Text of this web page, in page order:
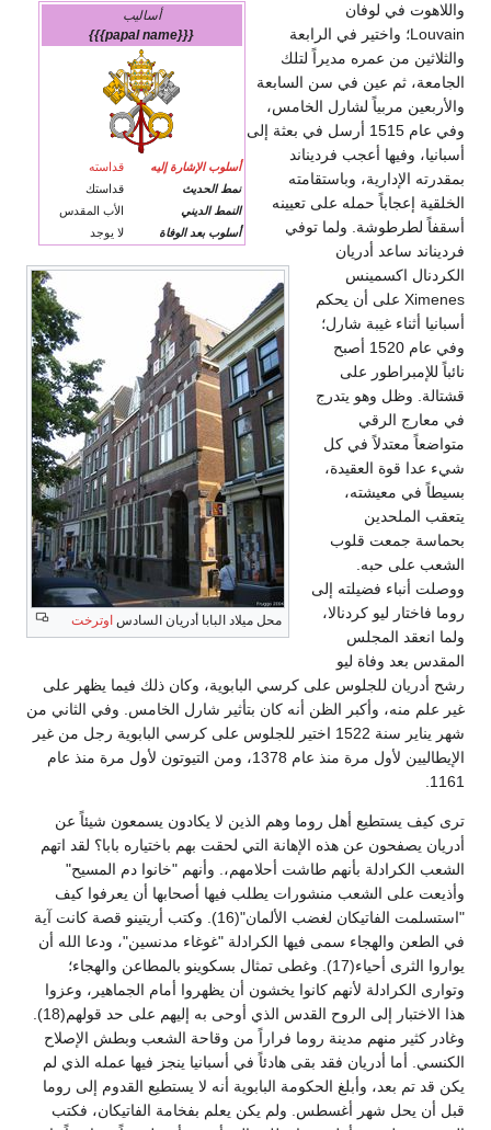
أساليب
{{{papal name}}}
أسلوب الإشارة إليه
قداسته
نمط الحديث
قداستك
النمط الديني
الأب المقدس
أسلوب بعد الوفاة
لا يوجد
محل ميلاد البابا أدريان السادس اوترخت
واللاهوت في لوفان
Louvain؛ واختير في الرابعة
والثلاثين من عمره مديراً لتلك
الجامعة، ثم عين في سن السابعة
والأربعين مربياً لشارل الخامس،
وفي عام 1515 أرسل في بعثة إلى
أسبانيا، وفيها أعجب فرديناند
بمقدرته الإدارية، وباستقامته
الخلقية إعجاباً حمله على تعيينه
أسقفاً لطرطوشة. ولما توفي
فرديناند ساعد أدريان
الكردنال اكسمينس
Ximenes على أن يحكم
أسبانيا أثناء غيبة شارل؛
وفي عام 1520 أصبح
نائباً للإمبراطور على
قشتالة. وظل وهو يتدرج
في معارج الرقي
متواضعاً معتدلاً في كل
شيء عدا قوة العقيدة،
بسيطاً في معيشته،
يتعقب الملحدين
بحماسة جمعت قلوب
الشعب على حبه.
ووصلت أنباء فضيلته إلى
روما فاختار ليو كردنالا،
ولما انعقد المجلس
المقدس بعد وفاة ليو
رشح أدريان للجلوس على كرسي البابوية، وكان ذلك فيما يظهر على
غير علم منه، وأكبر الظن أنه كان بتأثير شارل الخامس. وفي الثاني من
شهر يناير سنة 1522 اختير للجلوس على كرسي البابوية رجل من غير
الإيطاليين لأول مرة منذ عام 1378، ومن التيوتون لأول مرة منذ عام
1161.
ترى كيف يستطيع أهل روما وهم الذين لا يكادون يسمعون شيئاً عن
أدريان يصفحون عن هذه الإهانة التي لحقت بهم باختياره بابا؟ لقد اتهم
الشعب الكرادلة بأنهم طاشت أحلامهم،. وأنهم "خانوا دم المسيح"
وأذيعت على الشعب منشورات يطلب فيها أصحابها أن يعرفوا كيف
"استسلمت الفاتيكان لغضب الألمان"(16). وكتب أريتينو قصة كانت آية
في الطعن والهجاء سمى فيها الكرادلة "غوغاء مدنسين"، ودعا الله أن
يواروا الثرى أحياء(17). وغطى تمثال بسكوينو بالمطاعن والهجاء؛
وتوارى الكرادلة لأنهم كانوا يخشون أن يظهروا أمام الجماهير، وعزوا
هذا الاختبار إلى الروح القدس الذي أوحى به إليهم على حد قولهم(18).
وغادر كثير منهم مدينة روما فراراً من وقاحة الشعب وبطش الإصلاح
الكنسي. أما أدريان فقد بقى هادئاً في أسبانيا ينجز فيها عمله الذي لم
يكن قد تم بعد، وأبلغ الحكومة البابوية أنه لا يستطيع القدوم إلى روما
قبل أن يحل شهر أغسطس. ولم يكن يعلم بفخامة الفاتيكان، فكتب